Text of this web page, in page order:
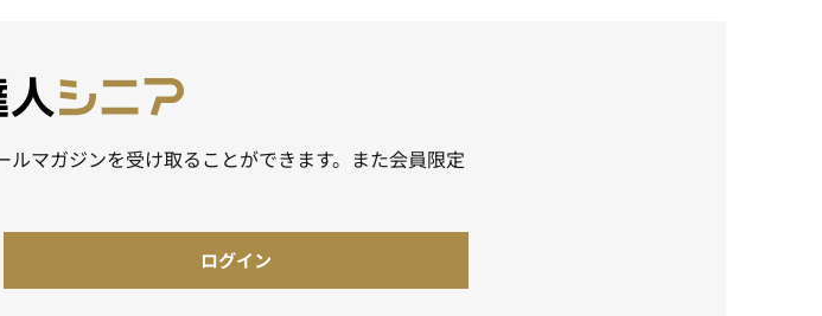
マガジンを受け取ることができます。また会員限定
ログイン